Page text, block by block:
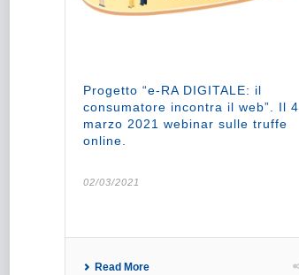
Progetto “e-RA DIGITALE: il
consumatore incontra il web”. Il 4
marzo 2021 webinar sulle truffe
online.
02/03/2021
Read More